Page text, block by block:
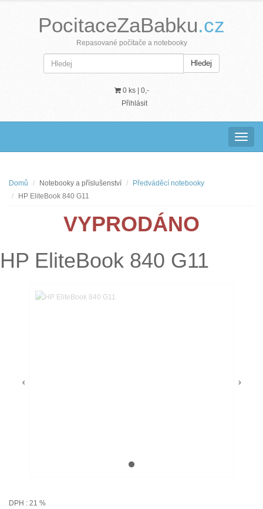
PocitaceZaBabku.cz
Repasované počítače a notebooky
Hledej
0 ks | 0,-
Přihlásit
Domů Notebooky a příslušenství
Předváděcí notebooky
HP EliteBook 840 G11
VYPRODÁNO
HP EliteBook 840 G11
DPH : 21 %